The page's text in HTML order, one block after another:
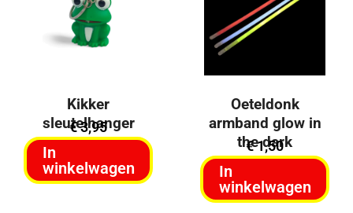
Kikker
sleutelhanger
€3,95
In
winkelwagen
Oeteldonk
armband glow in
the dark
€1,50
In
winkelwagen